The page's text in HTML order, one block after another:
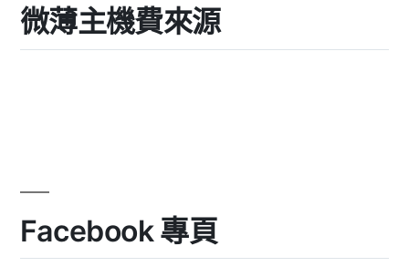
微薄主機費來源
Facebook 專頁